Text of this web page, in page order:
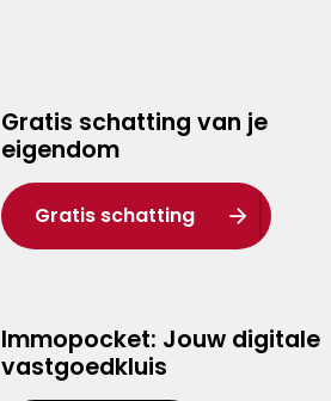
Gratis schatting van je
eigendom
Gratis schatting
Immopocket: Jouw digitale
vastgoedkluis